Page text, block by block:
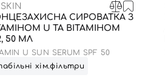
СИРОВАТКА З
U ТА ВІТАМІНОМ
50 МЛ
U SUN SERUM SPF 50
хім.фільтри